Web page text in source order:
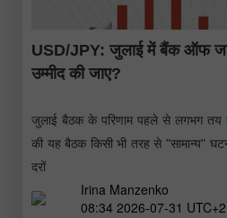
USD/JPY: जुलाई में बैंक ऑफ
उम्मीद की जाए?
जुलाई बैठक के परिणाम पहले से लगभग
की यह बैठक किसी भी तरह से "सामान्य"
दरों
Irina Manzenko
08:34 2026-07-31 UTC+2